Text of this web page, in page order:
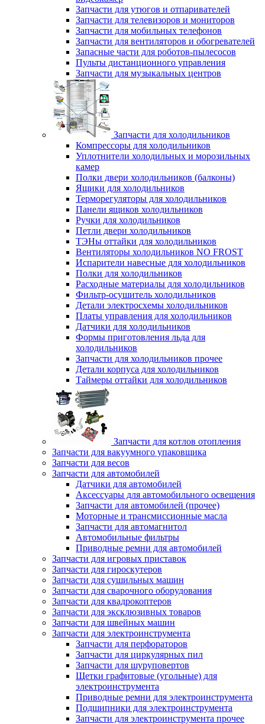
Запчасти для утюгов и отпаривателей
Запчасти для телевизоров и мониторов
Запчасти для мобильных телефонов
Запчасти для вентиляторов и обогревателей
Запасные части для роботов-пылесосов
Пульты дистанционного управления
Запчасти для музыкальных центров
Запчасти для холодильников
Компрессоры для холодильников
Уплотнители холодильных и морозильных
камер
Полки двери холодильников (балконы)
Ящики для холодильников
Терморегуляторы для холодильников
Панели ящиков холодильников
Ручки для холодильников
Петли двери холодильников
ТЭНы оттайки для холодильников
Вентиляторы холодильников NO FROST
Испарители навесные для холодильников
Полки для холодильников
Расходные материалы для холодильников
Фильтр-осушитель холодильников
Детали электросхемы холодильников
Платы управления для холодильников
Датчики для холодильников
Формы приготовления льда для
холодильников
Запчасти для холодильников прочее
Детали корпуса для холодильников
Таймеры оттайки для холодильников
Запчасти для котлов отопления
Запчасти для вакуумного упаковщика
Запчасти для весов
Запчасти для автомобилей
Датчики для автомобилей
Аксессуары для автомобильного освещения
Запчасти для автомобилей (прочее)
Моторные и трансмиссионные масла
Запчасти для автомагнитол
Автомобильные фильтры
Приводные ремни для автомобилей
Запчасти для игровых приставок
Запчасти для гироскутеров
Запчасти для сушильных машин
Запчасти для сварочного оборудования
Запчасти для квадрокоптеров
Запчасти для эксклюзивных товаров
Запчасти для швейных машин
Запчасти для электроинструмента
Запчасти для перфораторов
Запчасти для циркулярных пил
Запчасти для шуруповертов
Щетки графитовые (угольные) для
электроинструмента
Приводные ремни для электроинструмента
Подшипники для электроинструмента
Запчасти для электроинструмента прочее